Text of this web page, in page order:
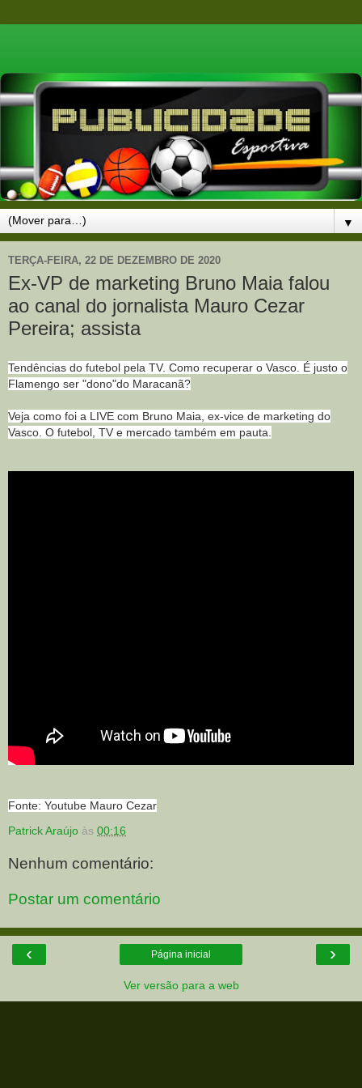
▼
TERÇA-FEIRA, 22 DE DEZEMBRO DE 2020
Ex-VP de marketing Bruno Maia falou
ao canal do jornalista Mauro Cezar
Pereira; assista
Tendências do futebol pela TV. Como recuperar o Vasco. É justo o
Flamengo ser "dono"do Maracanã?
Veja como foi a LIVE com Bruno Maia, ex-vice de marketing do
Vasco. O futebol, TV e mercado também em pauta.
Fonte: Youtube Mauro Cezar
Patrick Araújo às 00:16
Nenhum comentário:
Postar um comentário
‹ ›
Página inicial
Ver versão para a web